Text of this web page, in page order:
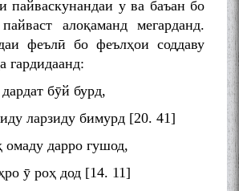
пайваскунандаи у ва баъан бо
алоқаманд мегарданд.
феълӣ бо феълҳои соддаву
гардидаанд:
бӯй бурд,
ларзиду бимурд [20. 41]
дарро гушод,
ӯ роҳ дод [14. 11]